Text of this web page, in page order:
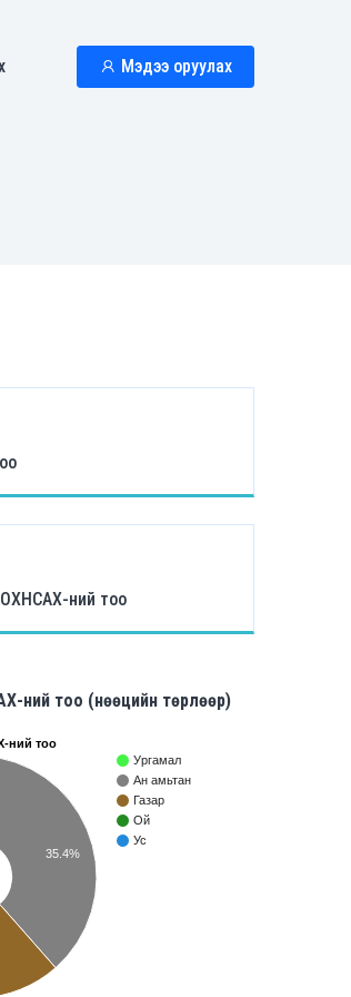
Мэдээ оруулах
ний тоо
ний тоо (нөөцийн төрлөөр)
ний тоо
Ургамал
Ан амьтан
Газар
Ой
Ус
35.4%